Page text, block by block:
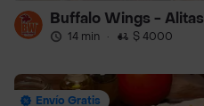
Buffalo Wings - Alitas
14 min · $ 4000
Envío Gratis